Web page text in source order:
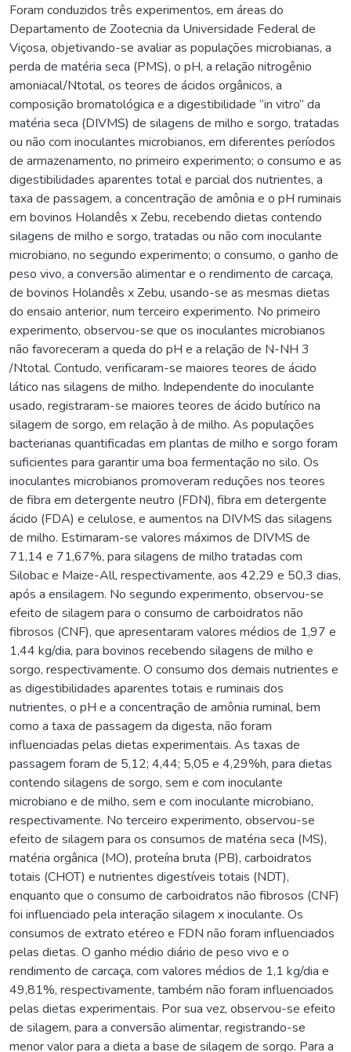
Foram conduzidos três experimentos, em áreas do
Departamento de Zootecnia da Universidade Federal de
Viçosa, objetivando-se avaliar as populações microbianas, a
perda de matéria seca (PMS), o pH, a relação nitrogênio
amoniacal/Ntotal, os teores de ácidos orgânicos, a
composição bromatológica e a digestibilidade “in vitro” da
matéria seca (DIVMS) de silagens de milho e sorgo, tratadas
ou não com inoculantes microbianos, em diferentes períodos
de armazenamento, no primeiro experimento; o consumo e as
digestibilidades aparentes total e parcial dos nutrientes, a
taxa de passagem, a concentração de amônia e o pH ruminais
em bovinos Holandês x Zebu, recebendo dietas contendo
silagens de milho e sorgo, tratadas ou não com inoculante
microbiano, no segundo experimento; o consumo, o ganho de
peso vivo, a conversão alimentar e o rendimento de carcaça,
de bovinos Holandês x Zebu, usando-se as mesmas dietas
do ensaio anterior, num terceiro experimento. No primeiro
experimento, observou-se que os inoculantes microbianos
não favoreceram a queda do pH e a relação de N-NH 3
/Ntotal. Contudo, verificaram-se maiores teores de ácido
lático nas silagens de milho. Independente do inoculante
usado, registraram-se maiores teores de ácido butírico na
silagem de sorgo, em relação à de milho. As populações
bacterianas quantificadas em plantas de milho e sorgo foram
suficientes para garantir uma boa fermentação no silo. Os
inoculantes microbianos promoveram reduções nos teores
de fibra em detergente neutro (FDN), fibra em detergente
ácido (FDA) e celulose, e aumentos na DIVMS das silagens
de milho. Estimaram-se valores máximos de DIVMS de
71,14 e 71,67%, para silagens de milho tratadas com
Silobac e Maize-All, respectivamente, aos 42,29 e 50,3 dias,
após a ensilagem. No segundo experimento, observou-se
efeito de silagem para o consumo de carboidratos não
fibrosos (CNF), que apresentaram valores médios de 1,97 e
1,44 kg/dia, para bovinos recebendo silagens de milho e
sorgo, respectivamente. O consumo dos demais nutrientes e
as digestibilidades aparentes totais e ruminais dos
nutrientes, o pH e a concentração de amônia ruminal, bem
como a taxa de passagem da digesta, não foram
influenciadas pelas dietas experimentais. As taxas de
passagem foram de 5,12; 4,44; 5,05 e 4,29%h, para dietas
contendo silagens de sorgo, sem e com inoculante
microbiano e de milho, sem e com inoculante microbiano,
respectivamente. No terceiro experimento, observou-se
efeito de silagem para os consumos de matéria seca (MS),
matéria orgânica (MO), proteína bruta (PB), carboidratos
totais (CHOT) e nutrientes digestíveis totais (NDT),
enquanto que o consumo de carboidratos não fibrosos (CNF)
foi influenciado pela interação silagem x inoculante. Os
consumos de extrato etéreo e FDN não foram influenciados
pelas dietas. O ganho médio diário de peso vivo e o
rendimento de carcaça, com valores médios de 1,1 kg/dia e
49,81%, respectivamente, também não foram influenciados
pelas dietas experimentais. Por sua vez, observou-se efeito
de silagem, para a conversão alimentar, registrando-se
menor valor para a dieta a base de silagem de sorgo. Para a